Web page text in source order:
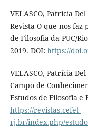
VELASCO, Patrícia
Revista O que nos
de Filosofia da PUC/
2019. DOI: https://
VELASCO, Patrícia
Campo de
Estudos de Filosofia e
https://revistas.cefet-
rj.br/index.php/